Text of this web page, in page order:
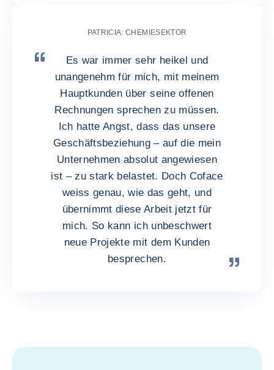
PATRICIA: CHEMIESEKTOR
Es war immer sehr heikel und
unangenehm für mich, mit meinem
Hauptkunden über seine offenen
Rechnungen sprechen zu müssen.
Ich hatte Angst, dass das unsere
Geschäftsbeziehung – auf die mein
Unternehmen absolut angewiesen
ist – zu stark belastet. Doch Coface
weiss genau, wie das geht, und
übernimmt diese Arbeit jetzt für
mich. So kann ich unbeschwert
neue Projekte mit dem Kunden
besprechen.